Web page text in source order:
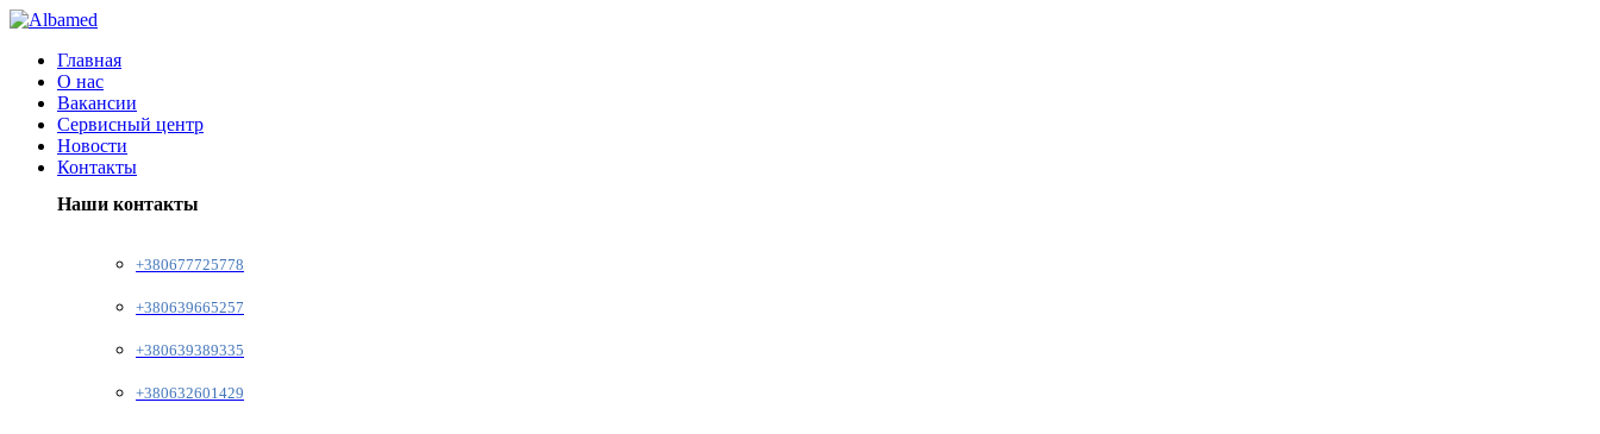
Главная
О нас
Вакансии
Сервисный центр
Новости
Контакты
Наши контакты
+380677725778
+380639665257
+380639389335
+380632601429